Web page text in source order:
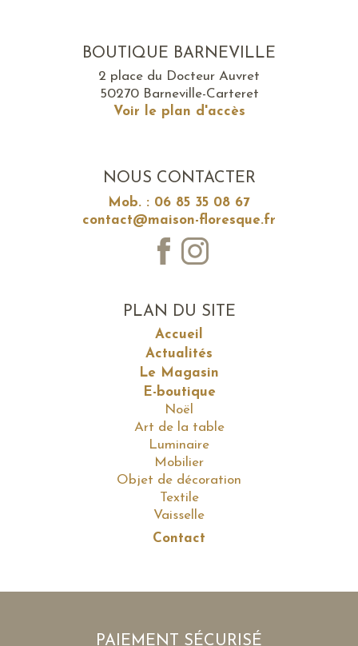
BOUTIQUE BARNEVILLE
2 place du Docteur Auvret
50270 Barneville-Carteret
Voir le plan d'accès
NOUS CONTACTER
Mob. : 06 85 35 08 67
contact@maison-floresque.fr
PLAN DU SITE
Accueil
Actualités
Le Magasin
E-boutique
Noël
Art de la table
Luminaire
Mobilier
Objet de décoration
Textile
Vaisselle
Contact
PAIEMENT SÉCURISÉ